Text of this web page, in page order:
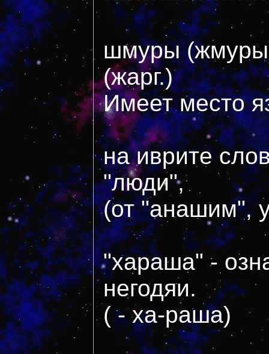
шмуры
(жарг.)
Имеет место
на иврите
"люди",
(от "анашим",
"хараша" -
негодяи.
( - ха-раша)